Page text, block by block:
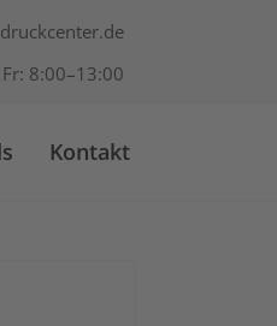
8:00–13:00
Kontakt